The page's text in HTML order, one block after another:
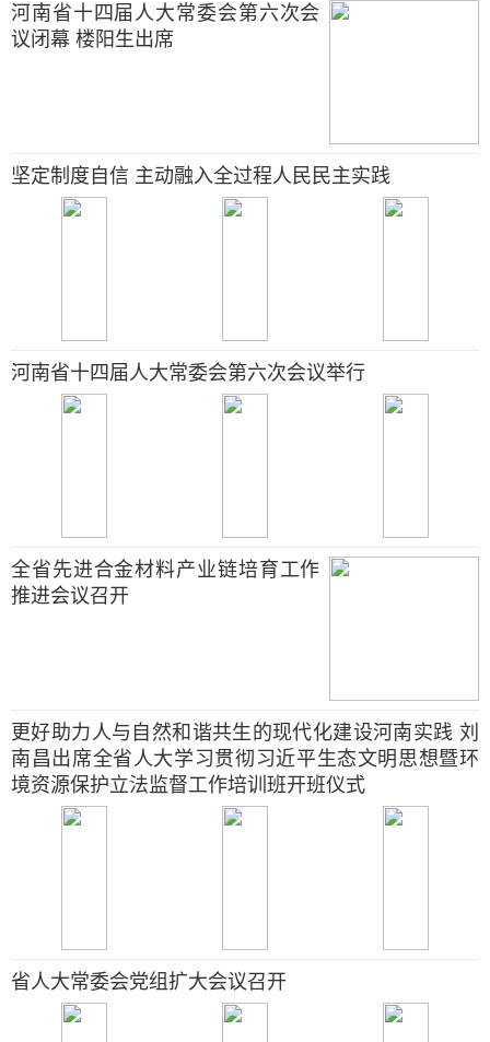
河南省十四届人大常委会第六次会
议闭幕 楼阳生出席
坚定制度自信 主动融入全过程人民民主实践
河南省十四届人大常委会第六次会议举行
全省先进合金材料产业链培育工作
推进会议召开
更好助力人与自然和谐共生的现代化建设河南实践 刘
南昌出席全省人大学习贯彻习近平生态文明思想暨环
境资源保护立法监督工作培训班开班仪式
省人大常委会党组扩大会议召开